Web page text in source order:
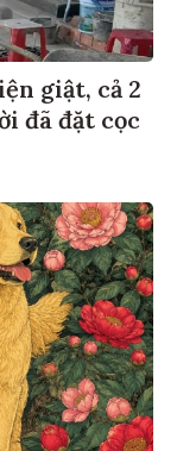
giật, cả 2
đã đặt cọc